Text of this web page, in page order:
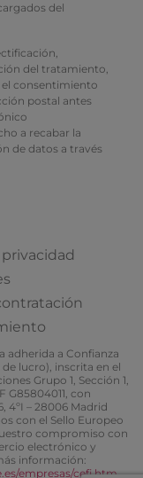
del
del tratamiento,
consentimiento
postal antes
a recabar la
de datos a través
adherida a Confianza
lucro), inscrita en el
Grupo 1, Sección 1,
G85804011, con
4ºI – 28006 Madrid
con el Sello Europeo
compromiso con
electrónico y
información:
empresas/cefi.htm